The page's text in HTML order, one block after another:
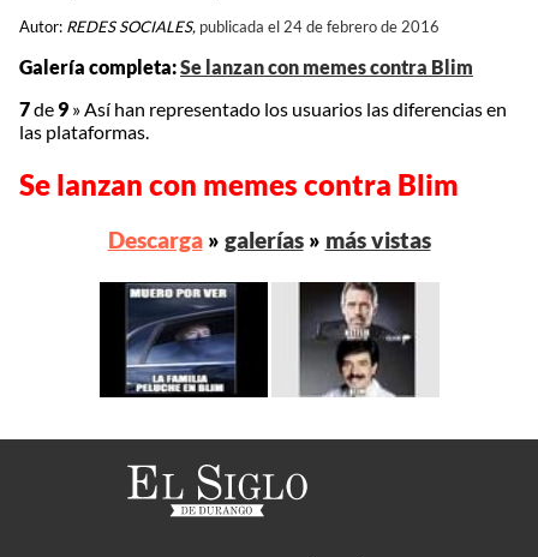
Autor: REDES SOCIALES, publicada el 24 de febrero de 2016
Galería completa:Se lanzan con memes contra Blim
7de 9 »Así han representado los usuarios las diferencias en
las plataformas.
Se lanzan con memes contra Blim
Descarga» galerías» más vistas